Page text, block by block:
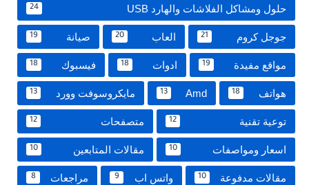
حلول ومشاكل الفلاشات والهارد USB 24
جوجل كروم 21 العاب 20 صيانة 19
مواقع مفيدة 19 ادوات 18 فيسبوك 18
هواتف 18
Amd
13 مايكروسوفت وورد 13
توعية تقنية 12 متصفحات 12
اسعار ومواصفات 10 مقالات المتابعين 10
مقالات مدفوعة 10 واتس اب 9 مراجعات 8